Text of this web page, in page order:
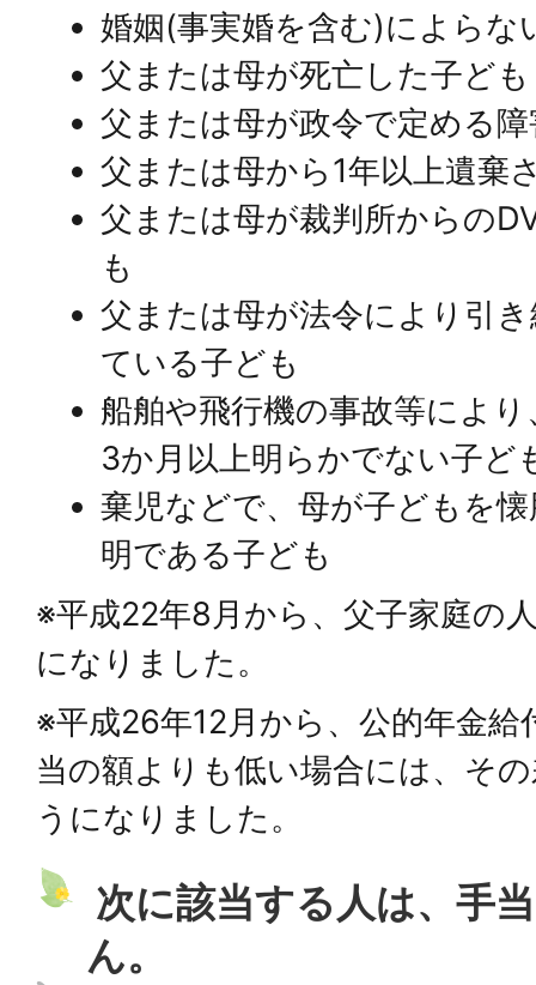
婚姻(事実婚を含む)によらな
父または母が死亡した子ども
父または母が政令で定める
父または母から1年以上遺棄
父または母が裁判所からの
も
父または母が法令により引
ている子ども
船舶や飛行機の事故等によ
3か月以上明らかでない子ど
棄児などで、母が子どもを
明である子ども
※平成22年8月から、父子家庭の
になりました。
※平成26年12月から、公的年金給
当の額よりも低い場合には、そ
うになりました。
次に該当する人は、手
ん。